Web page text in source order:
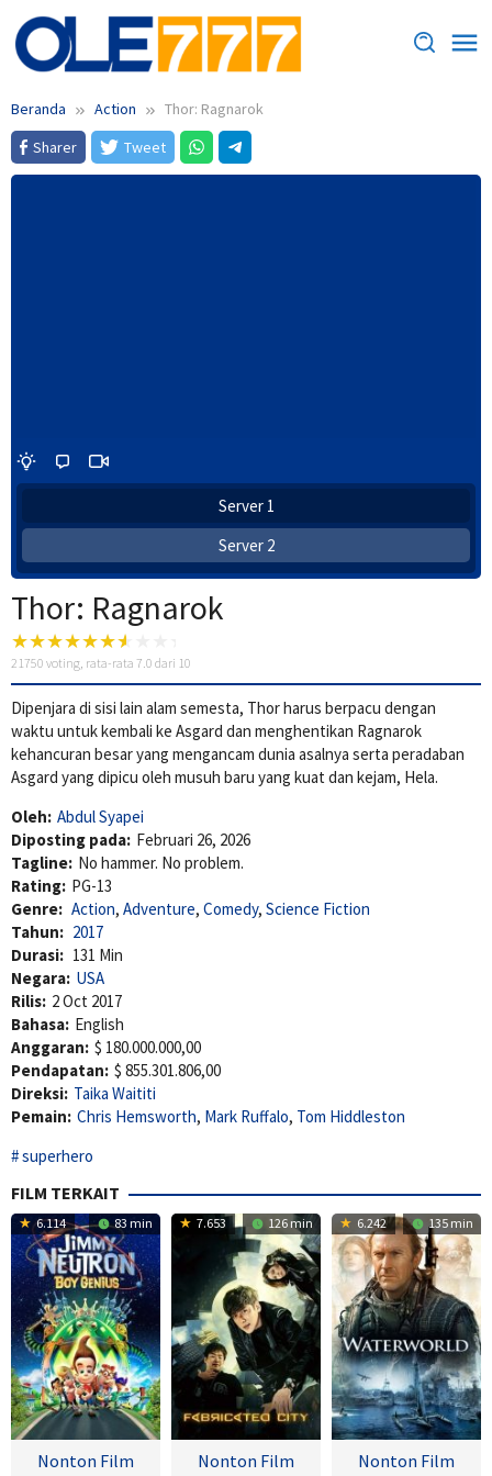
Loncat
ke
konten
Beranda Action
Thor: Ragnarok
Sharer
Tweet
Server 1
Server 2
Thor: Ragnarok
21750 voting, rata-rata 7.0 dari 10
Dipenjara di sisi lain alam semesta, Thor harus berpacu dengan
waktu untuk kembali ke Asgard dan menghentikan Ragnarok
kehancuran besar yang mengancam dunia asalnya serta peradaban
Asgard yang dipicu oleh musuh baru yang kuat dan kejam, Hela.
Oleh: Abdul Syapei
Diposting pada: Februari 26, 2026
Tagline: No hammer. No problem.
Rating: PG-13
Genre: Action, Adventure, Comedy, Science Fiction
Tahun: 2017
Durasi: 131 Min
Negara: USA
Rilis: 2 Oct 2017
Bahasa: English
Anggaran: $ 180.000.000,00
Pendapatan: $ 855.301.806,00
Direksi: Taika Waititi
Pemain: Chris Hemsworth, Mark Ruffalo, Tom Hiddleston
superhero
FILM TERKAIT
6.114 83 min
Nonton Film
7.653 126 min
Nonton Film
6.242 135 min
Nonton Film